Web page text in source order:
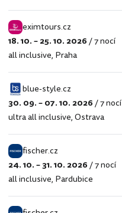
eximtours.cz
eximtours.cz
18. 10. – 25. 10. 2026/7 nocí
all inclusive, Praha
blue-
style.cz
blue-style.cz
30. 09. – 07. 10. 2026/7 nocí
ultra all inclusive,Ostrava
fischer.cz
fischer.cz
24. 10. – 31. 10. 2026/7 nocí
all inclusive, Pardubice